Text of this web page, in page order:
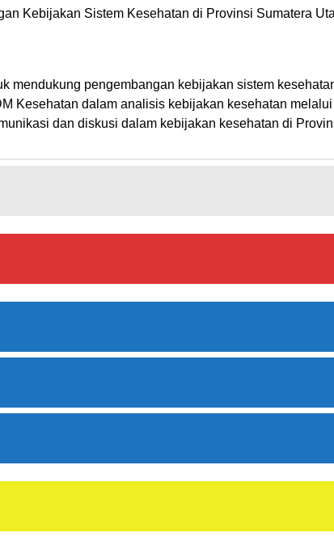
Kebijakan Sistem Kesehatan di Provinsi Sumatera
mendukung pengembangan kebijakan sistem
Kesehatan dalam analisis kebijakan kesehatan
dan diskusi dalam kebijakan kesehatan di